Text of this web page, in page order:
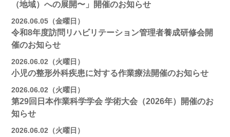
（地域）への展開〜」開催のお知らせ
2026.06.05（金曜日）
令和8年度訪問リハビリテーション管理者養成研修会開
催のお知らせ
2026.06.02（火曜日）
小児の整形外科疾患に対する作業療法開催のお知らせ
2026.06.02（火曜日）
第29回日本作業科学学会 学術大会（2026年）開催のお
知らせ
2026.06.02（火曜日）